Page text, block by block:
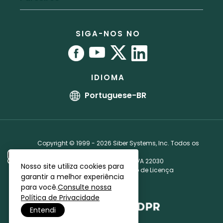
Manual do usuário
Programa de recompensa por bugs
Imprensa
Acordo de licença de parceiro
SIGA-NOS NO
IDIOMA
Portuguese-BR
Copyright © 1999 - 2026 Siber Systems, Inc. Todos os
direitos reservados.
3701 Pender Dr, Suite 400, Fairfax, VA 22030
Política de Privacidade ·Contrato de Licença
Nosso site utiliza cookies para
garantir a melhor experiência
para você.Consulte nossa
Política de Privacidade
Entendi